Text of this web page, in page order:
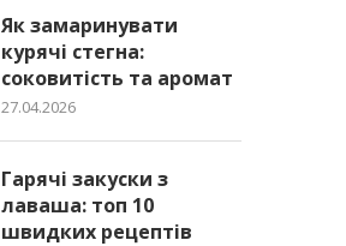
Як замаринувати
курячі стегна:
соковитість та аромат
27.04.2026
Гарячі закуски з
лаваша: топ 10
швидких рецептів